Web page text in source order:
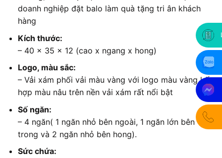
doanh nghiệp đặt balo làm quà tặng tri ân khách
hàng
Kích thước:
– 40 x 35 x 12 (cao x ngang x hong)
Logo, màu sắc:
– Vải xám phối vải màu vàng với logo màu vàng kết
hợp màu nâu trên nền vải xám rất nổi bật
Số ngăn:
– 4 ngăn( 1 ngăn nhỏ bên ngoài, 1 ngăn lớn bên
trong và 2 ngăn nhỏ bên hong).
Sức chứa: